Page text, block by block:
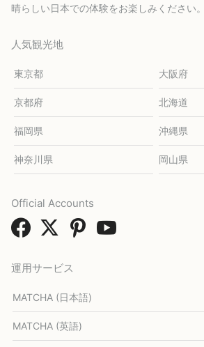
晴らしい日本での体験をお楽しみください。
人気観光地
東京都 大阪府
京都府 北海道
福岡県 沖縄県
神奈川県 岡山県
運用サービス
MATCHA (日本語)
MATCHA (英語)
Official Accounts